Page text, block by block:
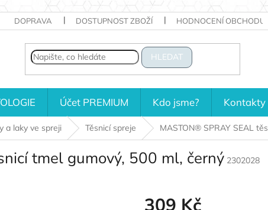
DOPRAVA DOSTUPNOST ZBOŽÍ HODNOCENÍ OBCHODU
HLEDAT
Účet PREMIUM Kdo jsme? Kontakty
a laky ve spreji Těsnicí spreje MASTON® SPRAY SEAL
tmel gumový, 500 ml, černý 2302028